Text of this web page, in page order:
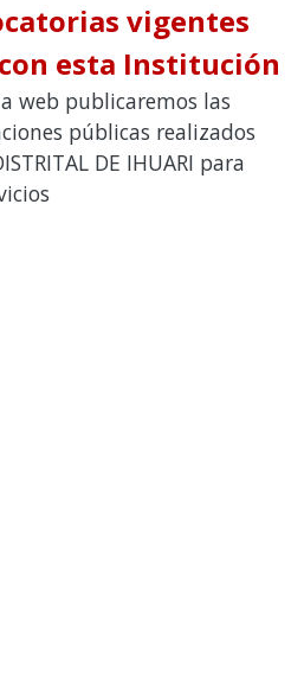
vigentes
esta Institución
web publicaremos las
públicas realizados
DE IHUARI para